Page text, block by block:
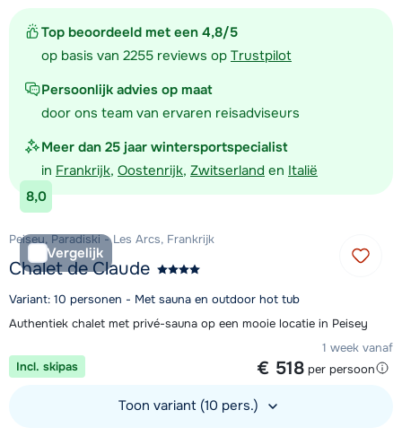
Top beoordeeld met een 4,8/5
op basis van 2255 reviews op Trustpilot
Persoonlijk advies op maat
door ons team van ervaren reisadviseurs
Meer dan 25 jaar wintersportspecialist
in Frankrijk, Oostenrijk, Zwitserland en Italië
8,0
Vergelijk
Peisey, Paradiski - Les Arcs, Frankrijk
Chalet de Claude
Variant: 10 personen - Met sauna en outdoor hot tub
Authentiek chalet met privé-sauna op een mooie locatie in Peisey
1 week vanaf
€ 518 per persoon
Incl. skipas
Toon variant (10 pers.)